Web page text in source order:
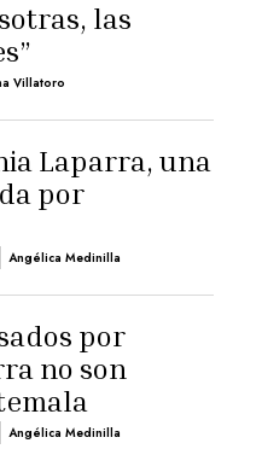
las
Villatoro
Laparra, una
por
Angélica Medinilla
por
no son
Angélica Medinilla